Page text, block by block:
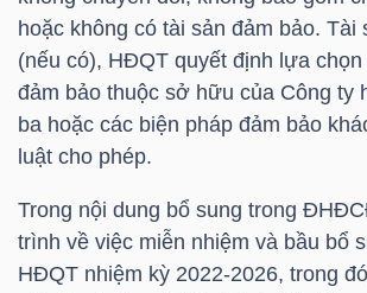
hoặc không có tài sản đảm bảo. Tài
(nếu có), HĐQT quyết định lựa chọn
đảm bảo thuộc sở hữu của Công ty
ba hoặc các biện pháp đảm bảo
luật cho phép.
Trong nội dung bổ sung trong
trình về việc miễn nhiệm và bầu bổ
HĐQT nhiệm kỳ 2022-2026, trong
ĐẦU
TƯ
TRUY
DỮ